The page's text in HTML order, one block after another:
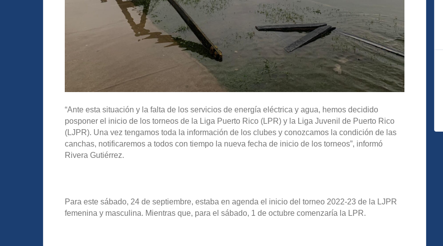
“Ante esta situación y la falta de los servicios de energía eléctrica y agua, hemos decidido
posponer el inicio de los torneos de la Liga Puerto Rico (LPR) y la Liga Juvenil de Puerto Rico
(LJPR). Una vez tengamos toda la información de los clubes y conozcamos la condición de las
canchas, notificaremos a todos con tiempo la nueva fecha de inicio de los torneos”, informó
Rivera Gutiérrez.
Para este sábado, 24 de septiembre, estaba en agenda el inicio del torneo 2022-23 de la LJPR
femenina y masculina. Mientras que, para el sábado, 1 de octubre comenzaría la LPR.